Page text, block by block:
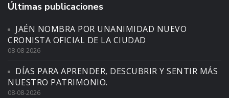
Últimas publicaciones
JAÉN NOMBRA POR UNANIMIDAD NUEVO
CRONISTA OFICIAL DE LA CIUDAD
08-08-2026
DÍAS PARA APRENDER, DESCUBRIR Y SENTIR MÁS
NUESTRO PATRIMONIO.
08-08-2026